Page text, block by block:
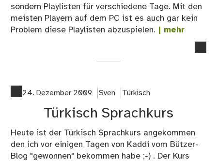
sondern Playlisten für verschiedene Tage. Mit den
meisten Playern auf dem PC ist es auch gar kein
Problem diese Playlisten abzuspielen. | mehr
24. Dezember 2009 Sven Türkisch
Türkisch Sprachkurs
Heute ist der Türkisch Sprachkurs angekommen
den ich vor einigen Tagen von Kaddi vom Bützer-
Blog "gewonnen" bekommen habe ;-) . Der Kurs